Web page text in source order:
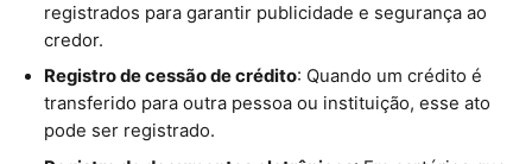
registrados para garantir publicidade e segurança ao
credor.
Registro de cessão de crédito: Quando um crédito é
transferido para outra pessoa ou instituição, esse ato
pode ser registrado.